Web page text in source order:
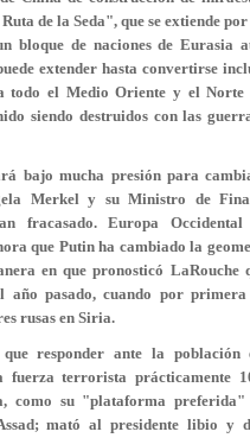
de la Seda", que se extiende
bloque de naciones de Eurasia
extender hasta convertirse
todo el Medio Oriente y el Norte
siendo destruidos con las
bajo mucha presión para
Merkel y su Ministro de
fracasado. Europa
que Putin ha cambiado la
en que pronosticó LaRouche
año pasado, cuando por
rusas en Siria.
responder ante la población
fuerza terrorista prácticamente
como su "plataforma
mató al presidente libio y